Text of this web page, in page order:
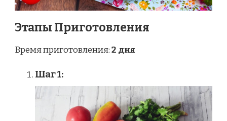
Этапы Приготовления
Время приготовления:2 дня
Шаг 1: